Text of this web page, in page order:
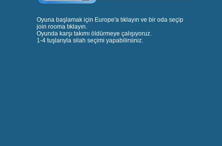
Oyuna başlamak için Europe'a tıklayın ve bir oda seçip
join rooma tıklayın.
Oyunda karşı takımı öldürmeye çalışıyoruz.
1-4 tuşlarıyla silah seçimi yapabilirsiniz.